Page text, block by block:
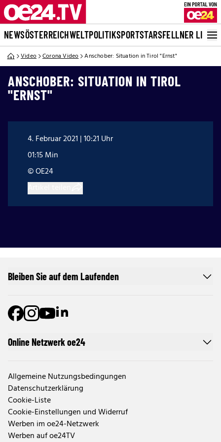
NEWSÖSTERREICHWELTPOLITIKSPORTSTARSFELLNER LIVE
Video Corona Video Anschober: Situation in Tirol "Ernst"
ANSCHOBER: SITUATION IN TIROL
"ERNST"
4. Februar 2021 | 10:21 Uhr
01:15 Min
© OE24
Online Netzwerk oe24
Allgemeine Nutzungsbedingungen
Datenschutzerklärung
Cookie-Liste
Cookie-Einstellungen und Widerruf
Werben im oe24-Netzwerk
Werben auf oe24TV
Bleiben Sie auf dem Laufenden